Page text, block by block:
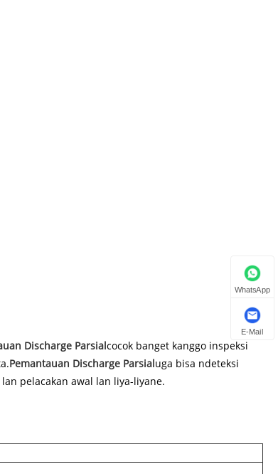
Discharge Parsialcocok banget kanggo inspeksi
Pemantauan Discharge Parsialuga bisa ndeteksi
pelacakan awal lan liya-liyane.
WhatsApp
E-Mail